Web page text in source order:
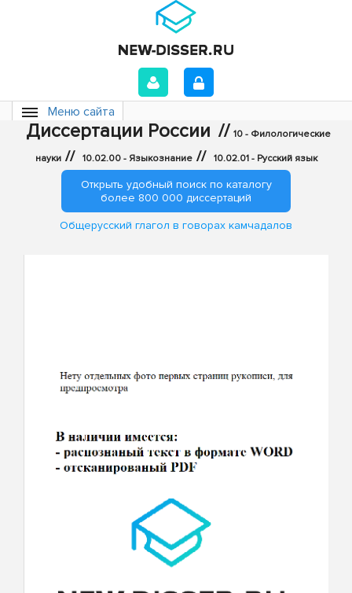
Меню сайта
Диссертации России // 10 - Филологические
науки // 10.02.00 - Языкознание // 10.02.01 - Русский язык
Открыть удобный поиск по каталогу
более 800 000 диссертаций
Общерусский глагол в говорах камчадалов